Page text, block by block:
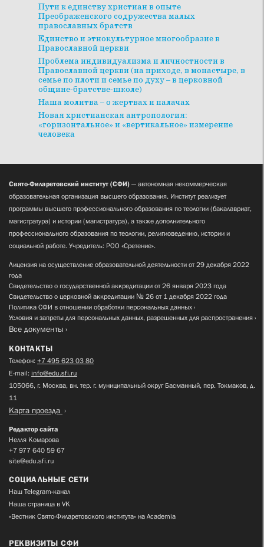
Пути к единству христиан в опыте
Преображенского содружества малых
православных братств
Единство и этнокультурное многообразие в
Православной церкви
Проблема индивидуализма и личностности в
Православной церкви (на приходе, в монастыре, в
семье по плоти и семье по духу – в церковной
общине-братстве-школе)
Наша молитва – о жертвах и палачах
Новая христианская антропология:
«горизонтальное» и «вертикальное» измерение
человека
Свято-Филаретовский институт (СФИ) — автономная некоммерческая
образовательная организация высшего образования. Институт реализует
программы высшего профессионального образования по теологии (бакалавриат,
магистратура) и истории (магистратура), а также дополнительного
профессионального образования по теологии, религиоведению, истории и
социальной работе. Учредитель: РОО «Сретение».
Лицензия на осуществление образовательной деятельности от 29 декабря 2022
года
Свидетельство о государственной аккредитации от 26 января 2023 года
Свидетельство о церковной аккредитации № 26 от 1 декабря 2022 года
Политика СФИ в отношении обработки персональных данных
Условия и запреты для персональных данных, разрешенных для распространения
Все документы
КОНТАКТЫ
Телефон: +7 495 623 03 80
E-mail: info@edu.sfi.ru
105066, г. Москва, вн. тер. г. муниципальный округ Басманный, пер. Токмаков, д.
11
Карта проезда
Редактор сайта
Нелля Комарова
+7 977 640 59 67
site@edu.sfi.ru
СОЦИАЛЬНЫЕ СЕТИ
Наш Telegram-канал
Наша страница в VK
«Вестник Свято-Филаретовского института» на Academia
РЕКВИЗИТЫ СФИ